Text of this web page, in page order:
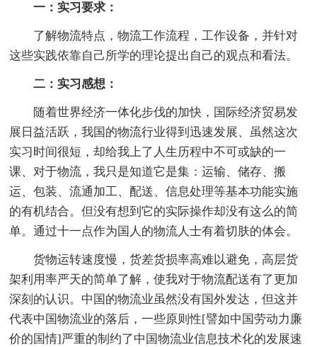
一：实习要求：
了解物流特点，物流工作流程，工作设备，并针对
这些实践依靠自己所学的理论提出自己的观点和看法。
二：实习感想：
随着世界经济一体化步伐的加快，国际经济贸易发
展日益活跃，我国的物流行业得到迅速发展、虽然这次
实习时间很短，却给我上了人生历程中不可或缺的一
课、对于物流，我只是知道它是集：运输、储存、搬
运、包装、流通加工、配送、信息处理等基本功能实施
的有机结合。但没有想到它的实际操作却没有这么的简
单。通过十一点作为国人的物流人士有着切肤的体会。
货物运转速度慢，货差货损率高难以避免，高层货
架利用率严天的简单了解，使我对于物流配送有了更加
深刻的认识。中国的物流业虽然没有国外发达，但这并
代表中国物流业的落后，一些原则性[譬如中国劳动力廉
价的国情]严重的制约了中国物流业信息技术化的发展速